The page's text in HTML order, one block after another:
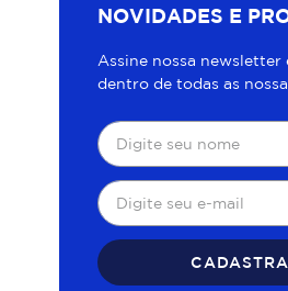
NOVIDADES E
Assine nossa newsletter
dentro de todas as